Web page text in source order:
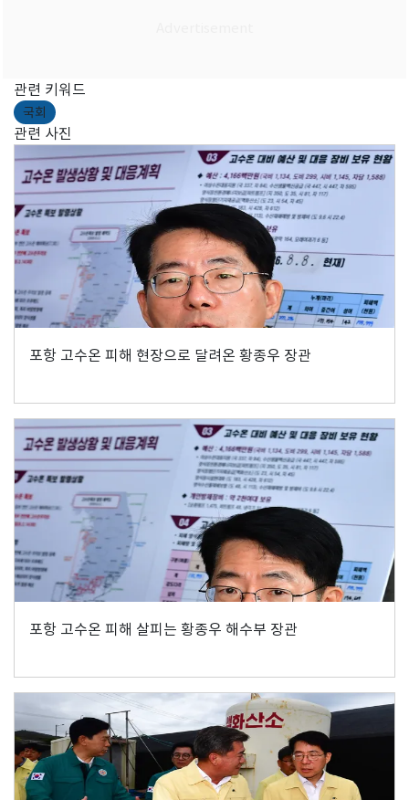
관련 키워드
국회
관련 사진
포항 고수온 피해 현장으로 달려온 황종우 장관
포항 고수온 피해 살피는 황종우 해수부 장관